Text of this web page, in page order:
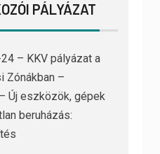
PÁLYÁZAT
– KKV pályázat a
Zónákban –
Új eszközök, gépek
beruházás: